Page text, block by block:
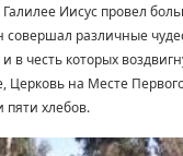
Иисус провел
совершал различные
в честь которых
Церковь на Месте
хлебов.